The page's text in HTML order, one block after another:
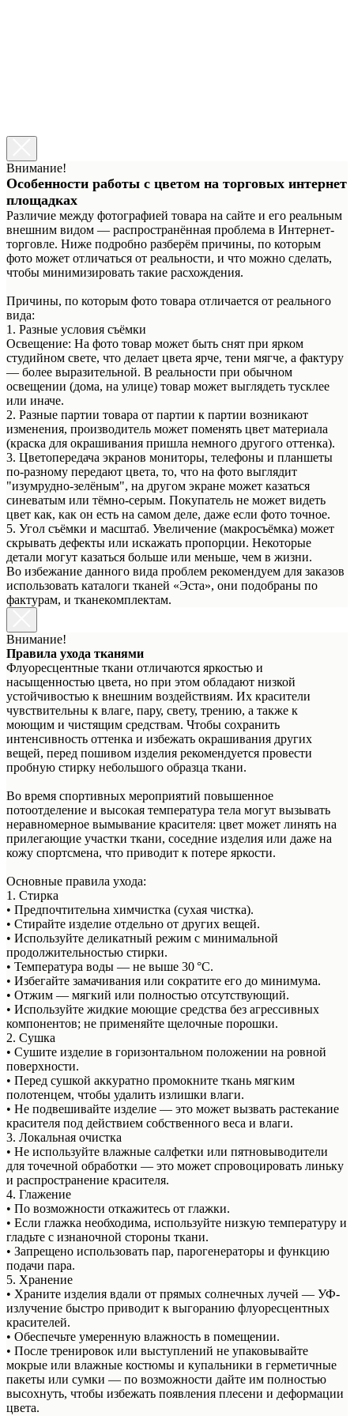
Внимание!
Особенности работы с цветом на торговых интернет
площадках
Различие между фотографией товара на сайте и его реальным
внешним видом — распространённая проблема в Интернет-
торговле. Ниже подробно разберём причины, по которым
фото может отличаться от реальности, и что можно сделать,
чтобы минимизировать такие расхождения.
Причины, по которым фото товара отличается от реального
вида:
1. Разные условия съёмки
Освещение: На фото товар может быть снят при ярком
студийном свете, что делает цвета ярче, тени мягче, а фактуру
— более выразительной. В реальности при обычном
освещении (дома, на улице) товар может выглядеть тусклее
или иначе.
2. Разные партии товара от партии к партии возникают
изменения, производитель может поменять цвет материала
(краска для окрашивания пришла немного другого оттенка).
3. Цветопередача экранов мониторы, телефоны и планшеты
по-разному передают цвета, то, что на фото выглядит
"изумрудно-зелёным", на другом экране может казаться
синеватым или тёмно-серым. Покупатель не может видеть
цвет как, как он есть на самом деле, даже если фото точное.
5. Угол съёмки и масштаб. Увеличение (макросъёмка) может
скрывать дефекты или искажать пропорции. Некоторые
детали могут казаться больше или меньше, чем в жизни.
Во избежание данного вида проблем рекомендуем для заказов
использовать каталоги тканей «Эста», они подобраны по
фактурам, и тканекомплектам.
Внимание!
Правила ухода тканями
Флуоресцентные ткани отличаются яркостью и
насыщенностью цвета, но при этом обладают низкой
устойчивостью к внешним воздействиям. Их красители
чувствительны к влаге, пару, свету, трению, а также к
моющим и чистящим средствам. Чтобы сохранить
интенсивность оттенка и избежать окрашивания других
вещей, перед пошивом изделия рекомендуется провести
пробную стирку небольшого образца ткани.
Во время спортивных мероприятий повышенное
потоотделение и высокая температура тела могут вызывать
неравномерное вымывание красителя: цвет может линять на
прилегающие участки ткани, соседние изделия или даже на
кожу спортсмена, что приводит к потере яркости.
Основные правила ухода:
1. Стирка
• Предпочтительна химчистка (сухая чистка).
• Стирайте изделие отдельно от других вещей.
• Используйте деликатный режим с минимальной
продолжительностью стирки.
• Температура воды — не выше 30 °C.
• Избегайте замачивания или сократите его до минимума.
• Отжим — мягкий или полностью отсутствующий.
• Используйте жидкие моющие средства без агрессивных
компонентов; не применяйте щелочные порошки.
2. Сушка
• Сушите изделие в горизонтальном положении на ровной
поверхности.
• Перед сушкой аккуратно промокните ткань мягким
полотенцем, чтобы удалить излишки влаги.
• Не подвешивайте изделие — это может вызвать растекание
красителя под действием собственного веса и влаги.
3. Локальная очистка
• Не используйте влажные салфетки или пятновыводители
для точечной обработки — это может спровоцировать линьку
и распространение красителя.
4. Глажение
• По возможности откажитесь от глажки.
• Если глажка необходима, используйте низкую температуру и
гладьте с изнаночной стороны ткани.
• Запрещено использовать пар, парогенераторы и функцию
подачи пара.
5. Хранение
• Храните изделия вдали от прямых солнечных лучей — УФ-
излучение быстро приводит к выгоранию флуоресцентных
красителей.
• Обеспечьте умеренную влажность в помещении.
• После тренировок или выступлений не упаковывайте
мокрые или влажные костюмы и купальники в герметичные
пакеты или сумки — по возможности дайте им полностью
высохнуть, чтобы избежать появления плесени и деформации
цвета.